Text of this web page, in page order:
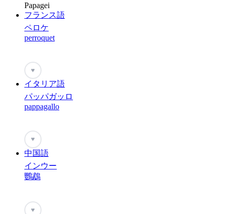
Papagei
フランス語
ペロケ
perroquet
♥
イタリア語
パッパガッロ
pappagallo
♥
中国語
インウー
鸚鵡
♥